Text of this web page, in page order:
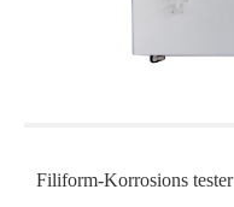
Filiform-Korrosions tester